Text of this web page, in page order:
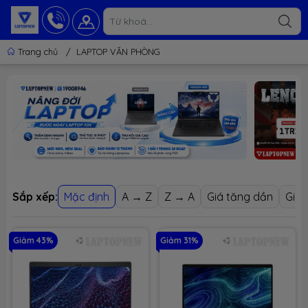
Trang chủ / LAPTOP VĂN PHÒNG
Sắp xếp: Mặc định A → Z Z → A Giá tăng dần Giá
Giảm 43% Giảm 31%